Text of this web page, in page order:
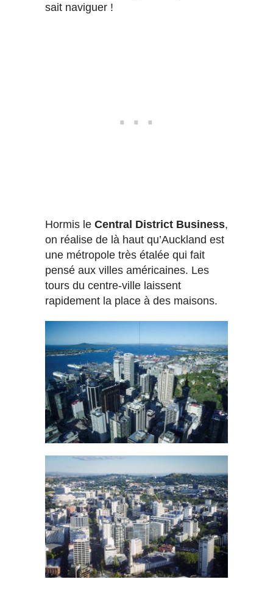
sait naviguer !
Hormis le Central District Business,
on réalise de là haut qu’Auckland est
une métropole très étalée qui fait
pensé aux villes américaines. Les
tours du centre-ville laissent
rapidement la place à des maisons.